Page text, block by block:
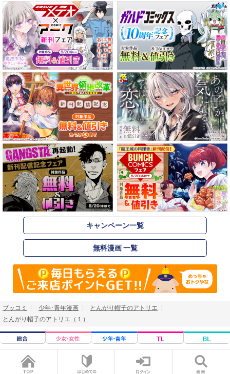
キャンペーン一覧
無料漫画 一覧
ブッコミ 少年･青年漫画
とんがり帽子のアトリエ
とんがり帽子のアトリエ（１）